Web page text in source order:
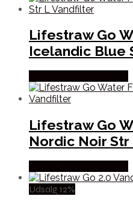
Lifestraw Go
Icelandic Blue
Lifestraw Go
Nordic Noir
Udsalg 12%